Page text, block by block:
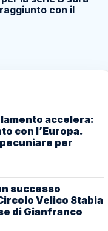
con il
accelera:
con l’Europa.
per
successo
Velico Stabia
di Gianfranco